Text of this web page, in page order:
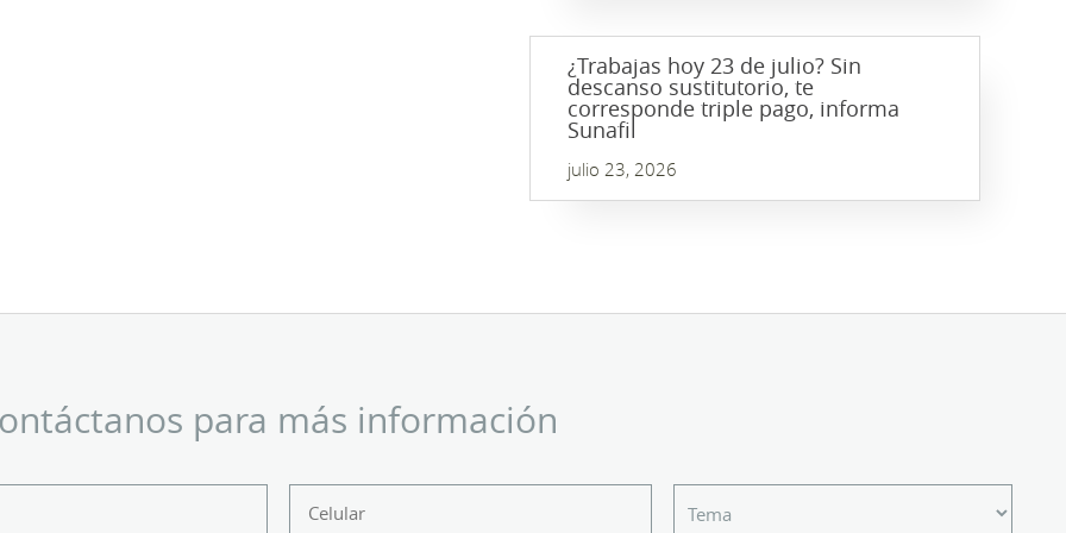
¿Trabajas hoy 23 de julio? Sin
descanso sustitutorio, te
corresponde triple pago, informa
Sunafil
julio 23, 2026
para más información